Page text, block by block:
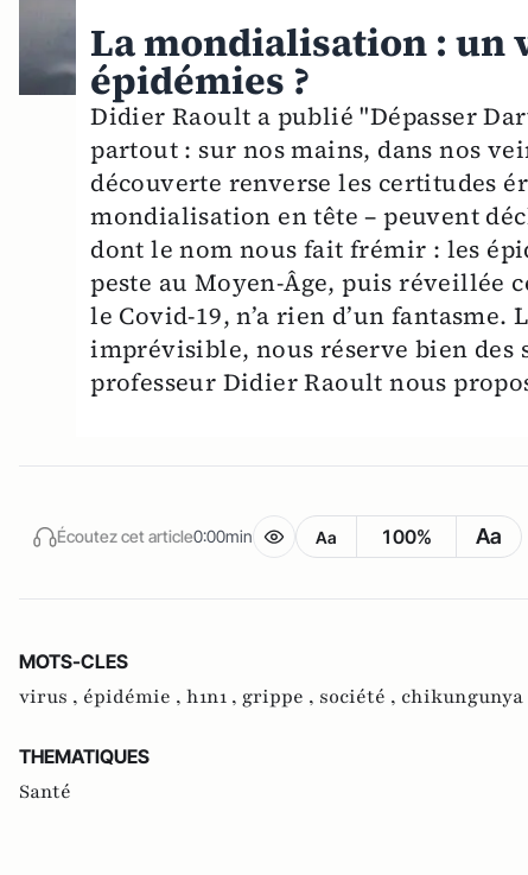
La mondialisation : un
épidémies ?
Didier Raoult a publié "Dépasser
partout : sur nos mains, dans nos
découverte renverse les certitudes
mondialisation en tête – peuvent
dont le nom nous fait frémir : les
peste au Moyen-Âge, puis réveillée
le Covid-19, n’a rien d’un
imprévisible, nous réserve bien des
professeur Didier Raoult nous
Écoutez cet article0:00min Aa 100% Aa
MOTS-CLES
virus , épidémie , h1n1 , grippe , société , chikungunya
THEMATIQUES
Santé